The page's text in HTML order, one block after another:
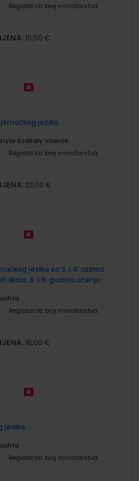
Registarski broj ministarstva:
15,50 €
jezika
Szakaly Vicente
Registarski broj ministarstva:
23,00 €
jezika za 3. i 4. razred
škola, 8. i 9. godina učenja
Registarski broj ministarstva:
16,00 €
jezika
Registarski broj ministarstva: